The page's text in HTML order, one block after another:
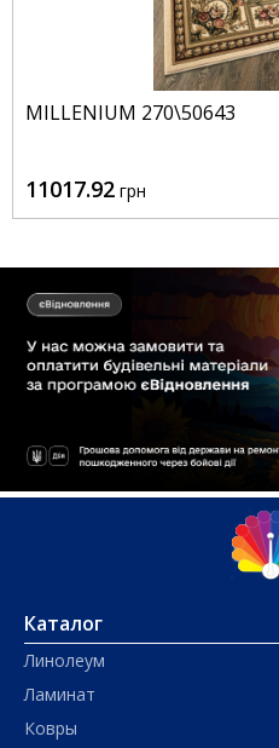
MILLENIUM 270\50643
11017.92 грн
Каталог
Линолеум
Ламинат
Ковры